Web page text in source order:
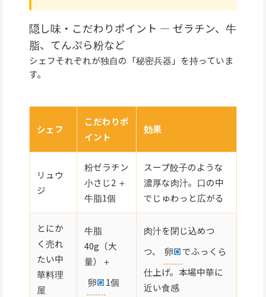
隠し味・こだわりポイント — ゼラチン、牛
脂、てんぷら粉など
シェフそれぞれが独自の「秘密兵器」を持っていま
す。
シェフ
こだわりポ
イント
効果
リュウ
ジ
粉ゼラチン
小さじ2 ＋
牛脂1個
スープ餃子のような
濃厚な肉汁。口の中
でじゅわっと広がる
とにか
く売れ
たい中
華料理
屋
牛脂
40g（大
量）＋
卵
1個
肉汁を閉じ込めつ
つ、
卵
でふっくら
仕上げ。本場中華に
近い食感